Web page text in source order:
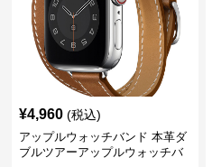
¥4,960 (税込)
アップルウォッチバンド 本革ダ
ブルツアーアップルウォッチバ